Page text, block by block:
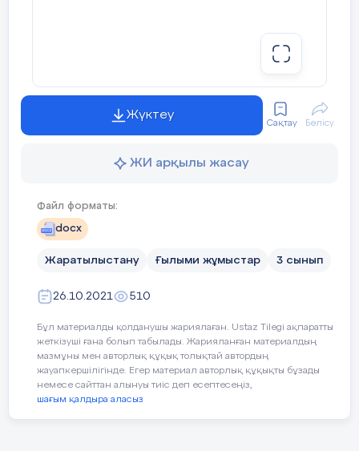
Жүктеу
Сақтау Бөлісу
ЖИ арқылы жасау
Файл форматы:
docx
Жаратылыстану Ғылыми жұмыстар 3 сынып
26.10.2021 510
Бұл материалды қолданушы жариялаған. Ustaz Tilegi ақпаратты
жеткізуші ғана болып табылады. Жарияланған материалдың
мазмұны мен авторлық құқық толықтай автордың
жауапкершілігінде. Егер материал авторлық құқықты бұзады
немесе сайттан алынуы тиіс деп есептесеңіз,
шағым қалдыра аласыз